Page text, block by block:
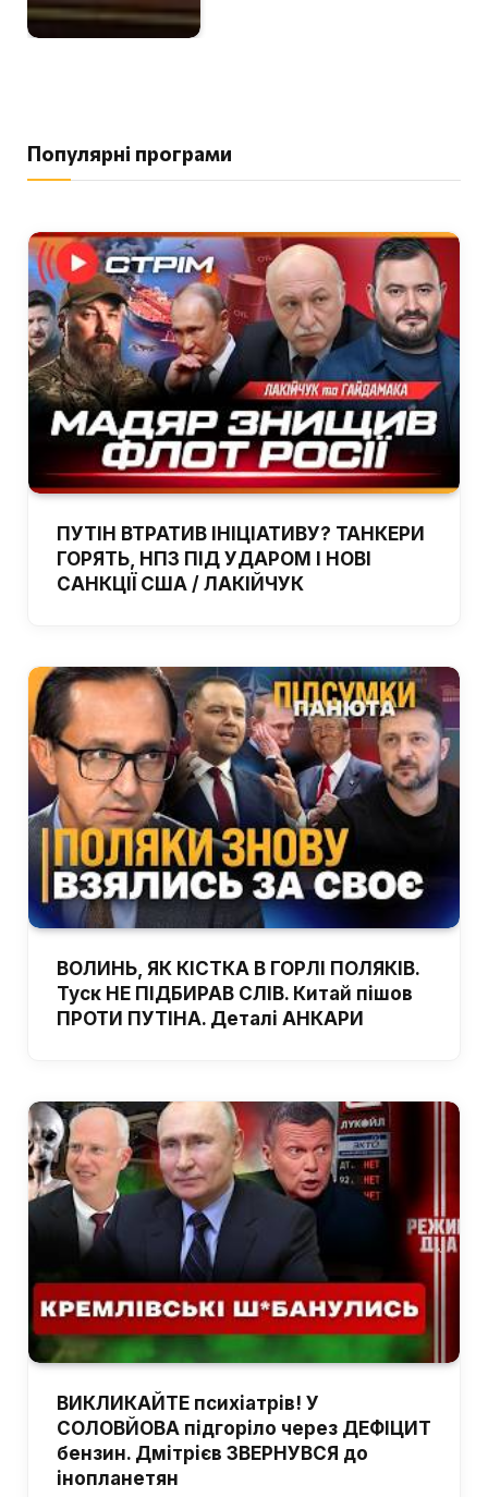
Популярні програми
ПУТІН ВТРАТИВ ІНІЦІАТИВУ? ТАНКЕРИ
ГОРЯТЬ, НПЗ ПІД УДАРОМ І НОВІ
САНКЦІЇ США / ЛАКІЙЧУК
ВОЛИНЬ, ЯК КІСТКА В ГОРЛІ ПОЛЯКІВ.
Туск НЕ ПІДБИРАВ СЛІВ. Китай пішов
ПРОТИ ПУТІНА. Деталі АНКАРИ
ВИКЛИКАЙТЕ психіатрів! У
СОЛОВЙОВА підгоріло через ДЕФІЦИТ
бензин. Дмітрієв ЗВЕРНУВСЯ до
інопланетян